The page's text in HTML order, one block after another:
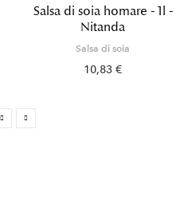
Salsa di soia homare - 1l -
Nitanda
Salsa di soia
10,83 €